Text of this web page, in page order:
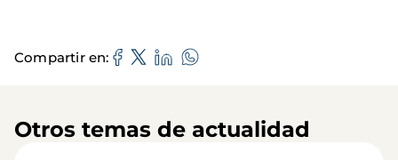
Compartir en
Otros temas de actualidad